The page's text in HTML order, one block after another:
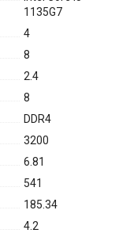
1135G7
4
8
2.4
8
DDR4
3200
6.81
541
185.34
4.2